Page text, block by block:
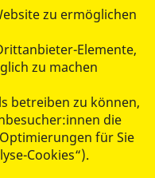
ll
zu ermöglichen
Elemente,
zu machen
betreiben zu können,
die
für Sie
Cookies“).